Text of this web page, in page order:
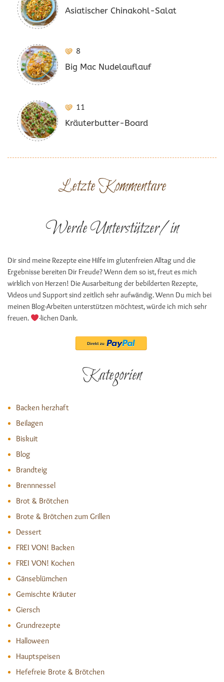
Asiatischer Chinakohl-Salat
8
Big Mac Nudelauflauf
11
Kräuterbutter-Board
Letzte Kommentare
Werde Unterstützer/in
Dir sind meine Rezepte eine Hilfe im glutenfreien Alltag und die
Ergebnisse bereiten Dir Freude? Wenn dem so ist, freut es mich
wirklich von Herzen! Die Ausarbeitung der bebilderten Rezepte,
Videos und Support sind zeitlich sehr aufwändig. Wenn Du mich bei
meinen Blog-Arbeiten unterstützen möchtest, würde ich mich sehr
freuen.
-lichen Dank.
Kategorien
Backen herzhaft
Beilagen
Biskuit
Blog
Brandteig
Brennnessel
Brot & Brötchen
Brote & Brötchen zum Grillen
Dessert
FREI VON! Backen
FREI VON! Kochen
Gänseblümchen
Gemischte Kräuter
Giersch
Grundrezepte
Halloween
Hauptspeisen
Hefefreie Brote & Brötchen